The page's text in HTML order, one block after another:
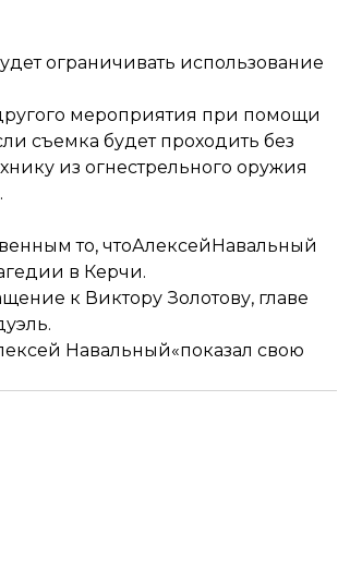
ограничивать использование
мероприятия при помощи
съемка будет проходить без
из огнестрельного оружия
то, чтоАлексейНавальный
в Керчи.
к Виктору Золотову, главе
Навальный«показал свою